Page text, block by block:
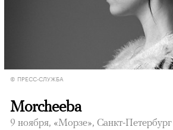
© ПРЕСС-СЛУЖБА
Morcheeba
9 ноября, «Морзе», Санкт-Петербург